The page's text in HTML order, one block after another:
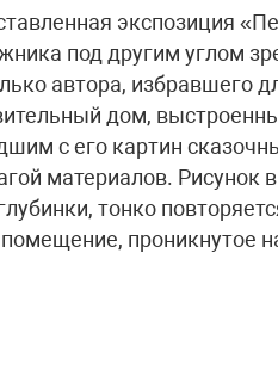
экспозиция
под другим углом
автора, избравшего
дом,
с его картин
материалов. Рисунок
тонко
проникнутое